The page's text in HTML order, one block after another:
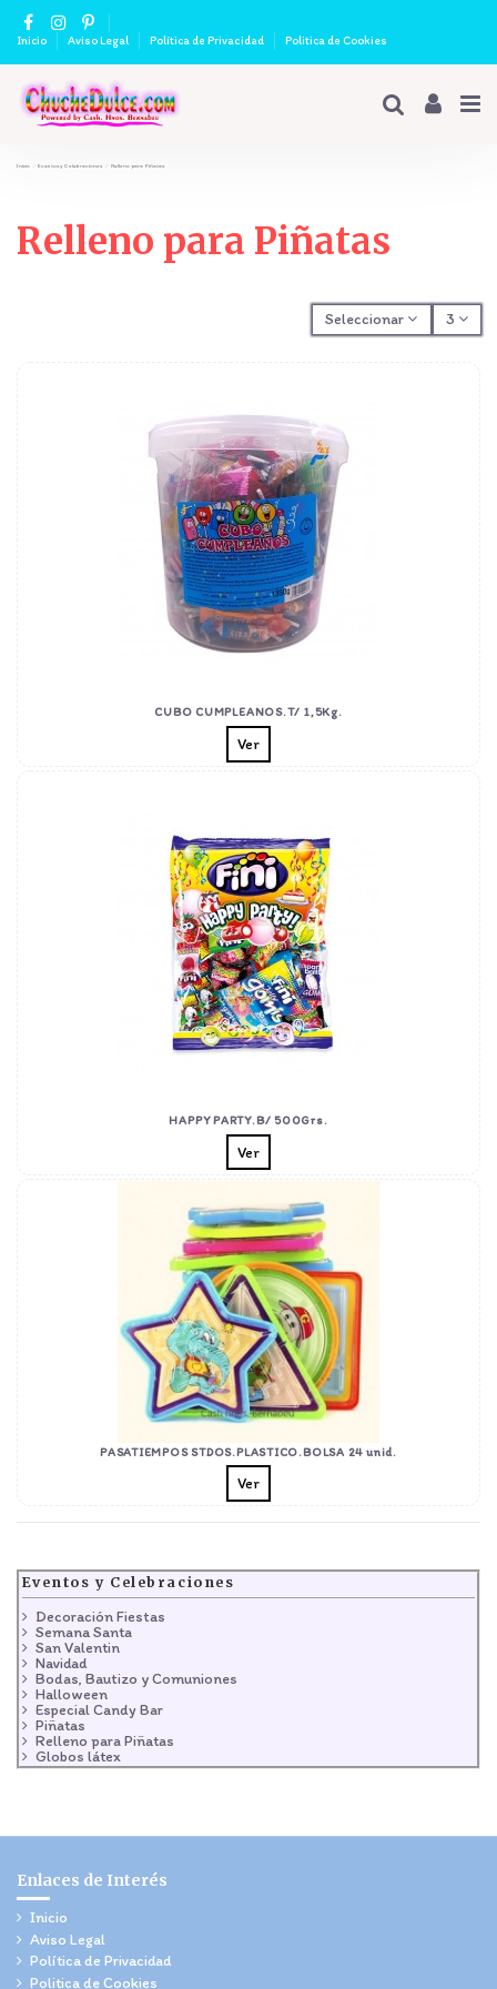
Inicio Aviso Legal Política de Privacidad Politica de Cookies
Inicio Eventos y Celebraciones Relleno para Piñatas
Relleno para Piñatas
Seleccionar 3
CUBO CUMPLEAÑOS.T/ 1,5Kg.
Ver
HAPPY PARTY.B/ 500Grs.
Ver
PASATIEMPOS STDOS.PLASTICO.BOLSA 24 unid.
Ver
Eventos y Celebraciones
Decoración Fiestas
Semana Santa
San Valentin
Navidad
Bodas, Bautizo y Comuniones
Halloween
Especial Candy Bar
Piñatas
Relleno para Piñatas
Globos látex
Enlaces de Interés
Inicio
Aviso Legal
Política de Privacidad
Politica de Cookies